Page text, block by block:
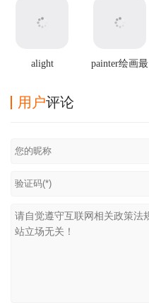
alight
新破解版
painter绘画最
用户评论